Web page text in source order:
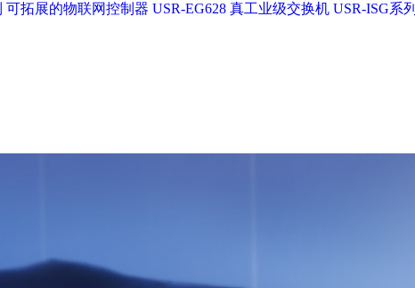
可拓展的物联网控制器 USR-EG628 真工业级交换机 USR-ISG系列